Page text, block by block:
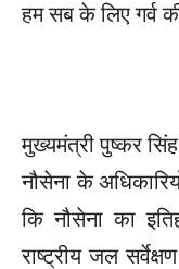
हम सब के लिए गर्व
मुख्यमंत्री पुष्कर
नौसेना के
कि नौसेना का
राष्ट्रीय जल